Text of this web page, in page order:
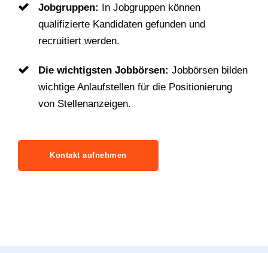
Jobgruppen: In Jobgruppen können
qualifizierte Kandidaten gefunden und
recruitiert werden.
Die wichtigsten Jobbörsen: Jobbörsen bilden
wichtige Anlaufstellen für die Positionierung
von Stellenanzeigen.
Kontakt aufnehmen